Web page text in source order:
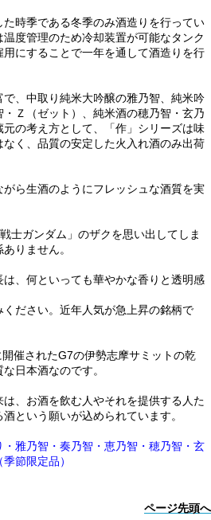
時季である冬季のみ酒造りを行ってい
度管理のため冷却装置が可能なタンク
にすることで一年を通して酒造りを行
で、中取り純米大吟醸の雅乃智、純米吟
Ｚ（ゼット）、純米酒の穂乃智・玄乃
の考え方として、「作」シリーズは味
く、品質の安定した火入れ酒のみ出荷
ら生酒のようにフレッシュな酒質を実
士ガンダム」のザクを思い出してしま
りません。
、何といっても華やかな香りと透明感
ださい。近年人気が急上昇の銘柄で
催されたG7の伊勢志摩サミットの乾
日本酒なのです。
は、お酒を飲む人やそれを提供する人た
という願いが込められています。
雅乃智・奏乃智・恵乃智・穂乃智・玄
節限定品）
ページ先頭へ